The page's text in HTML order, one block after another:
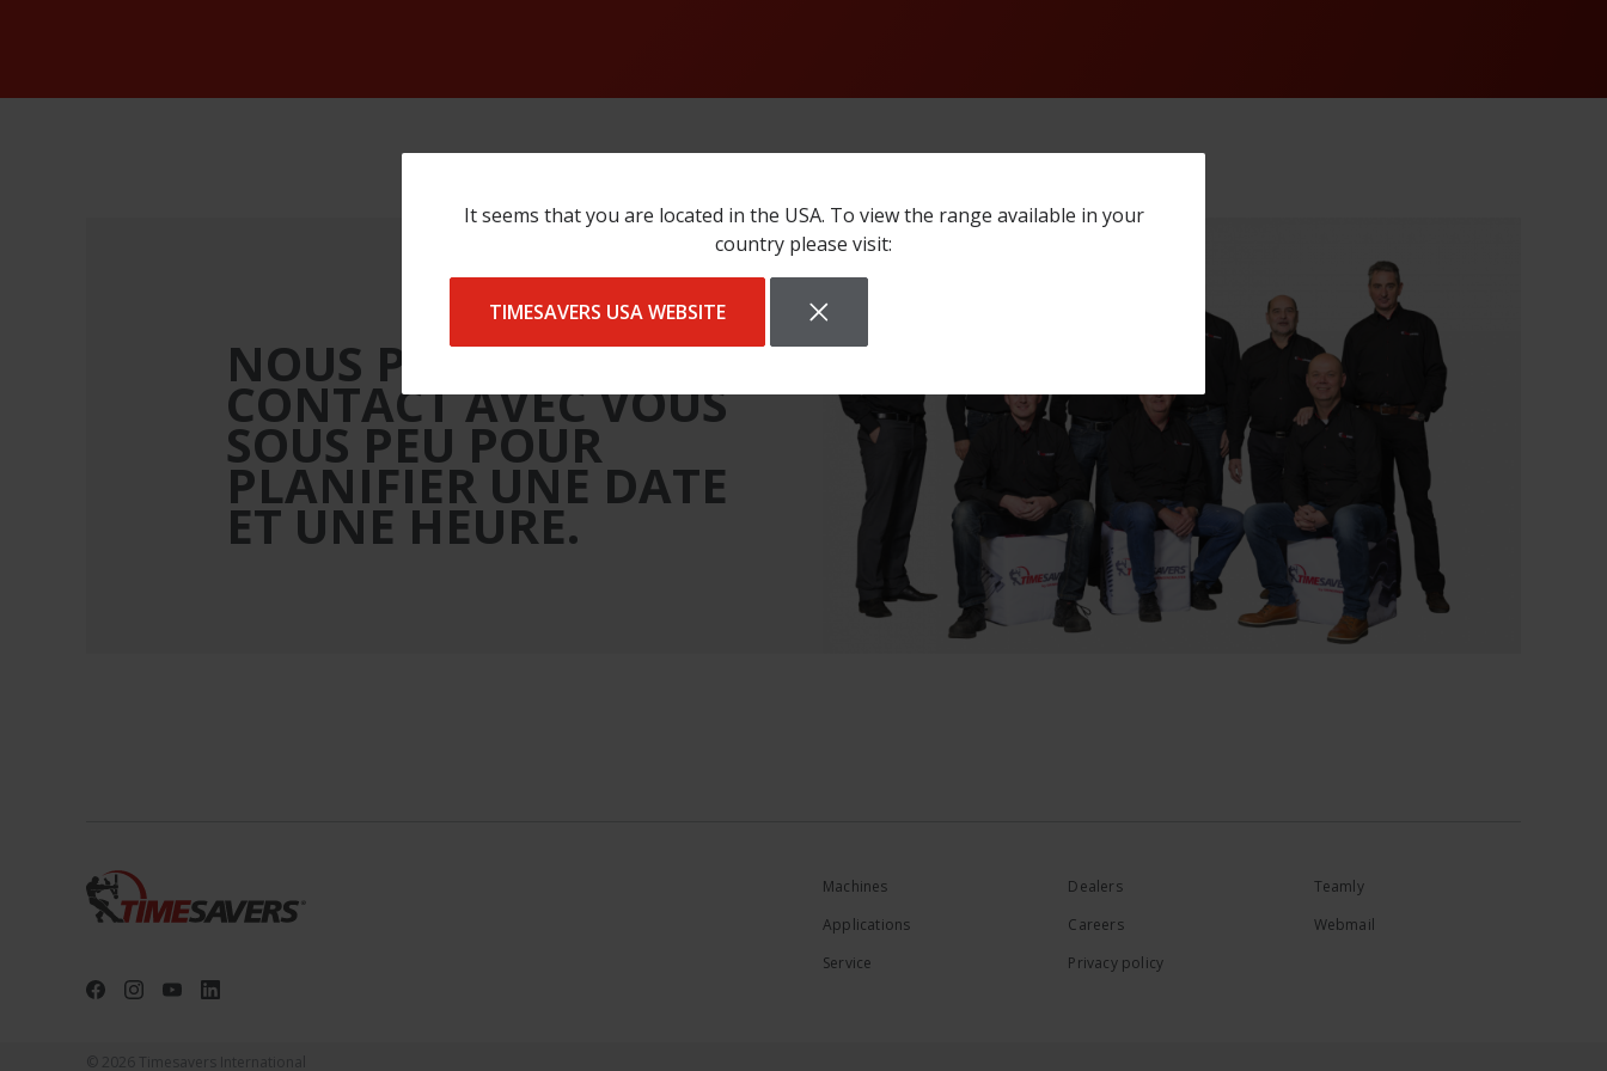
It seems that you are located in the USA. To view the range available in your
country please visit:
TIMESAVERS USA WEBSITE
NOUS PRENDRONS
CONTACT AVEC VOUS
SOUS PEU POUR
PLANIFIER UNE DATE
ET UNE HEURE.
Machines
Applications
Service
Dealers
Careers
Privacy policy
Teamly
Webmail
© 2026 Timesavers International